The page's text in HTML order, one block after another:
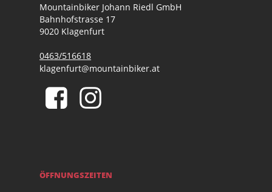
Mountainbiker Johann Riedl GmbH
Bahnhofstrasse 17
9020 Klagenfurt
0463/516618
klagenfurt@mountainbiker.at
ÖFFNUNGSZEITEN